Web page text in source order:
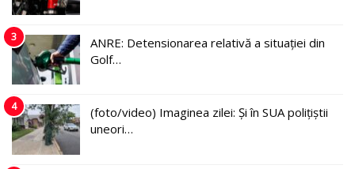
3
ANRE: Detensionarea relativă a situației din
Golf…
4
(foto/video) Imaginea zilei: Și în SUA polițiștii
uneori…